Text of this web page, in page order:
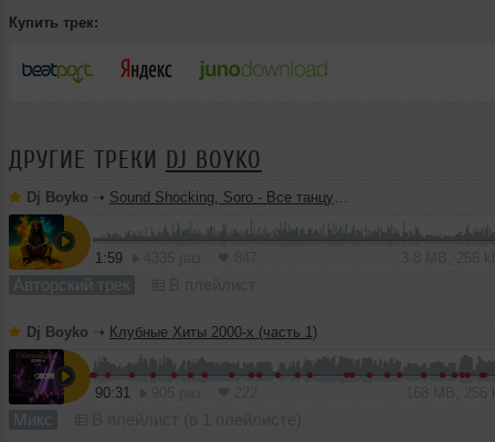
Купить трек:
ДРУГИЕ ТРЕКИ DJ BOYKO
Dj Boyko ➝ Sound Shocking, Soro - Все танцуют босиком на песке
1:59
Авторский трек
Dj Boyko ➝ Клубные Хиты 2000-х (часть 1)
90:31
Микс